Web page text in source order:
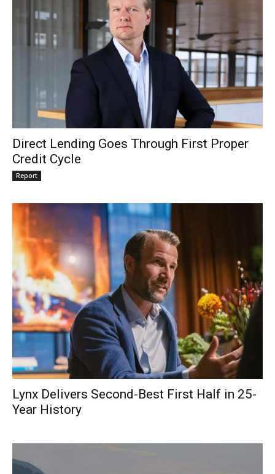
Direct Lending Goes Through First Proper
Credit Cycle
Report
Lynx Delivers Second-Best First Half in 25-
Year History